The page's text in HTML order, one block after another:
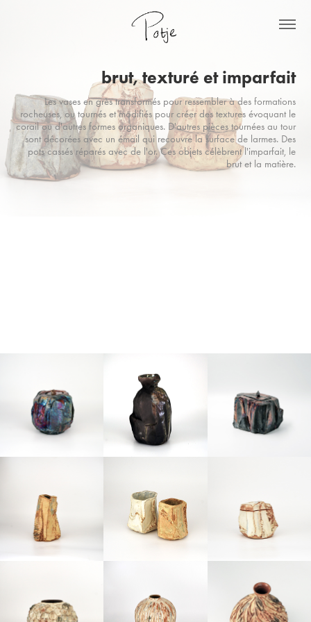
brut, texturé et imparfait
Les vases en grès transformés pour ressembler à des formations
rocheuses, ou tournés et modifiés pour créer des textures évoquant le
corail ou d'autres formes organiques. D'autres pièces tournées au tour
sont décorées avec un émail qui recouvre la surface de larmes. Des
pots cassés réparés avec de l'or. Ces objets célèbrent l'imparfait, le
brut et la matière.